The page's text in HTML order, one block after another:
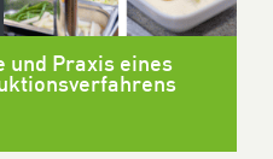
und Praxis eines